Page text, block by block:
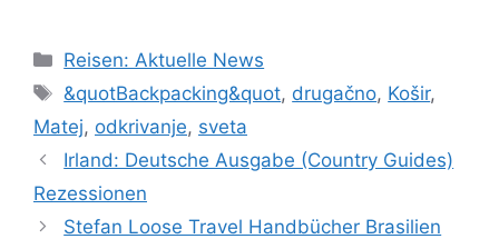
Kategorien
Reisen: Aktuelle News
Schlagwörter
&quotBackpacking&quot, drugačno, Košir,
Matej, odkrivanje, sveta
Irland: Deutsche Ausgabe (Country Guides)
Rezessionen
Stefan Loose Travel Handbücher Brasilien